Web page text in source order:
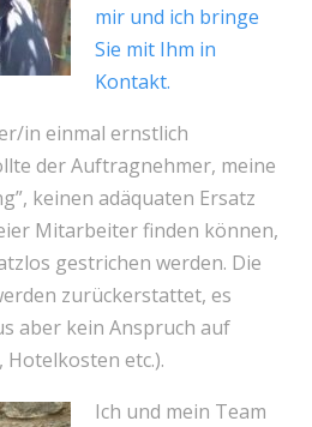
mir und ich bringe
Sie mit Ihm in
Kontakt.
in einmal ernstlich
der Auftragnehmer, meine
keinen adäquaten Ersatz
Mitarbeiter finden können,
gestrichen werden. Die
zurückerstattet, es
aber kein Anspruch auf
Hotelkosten etc.).
Ich und mein Team